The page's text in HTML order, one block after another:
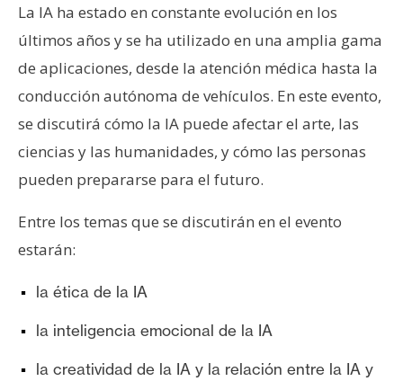
i
s
i
N
t
a
d
e
P
r
n
La IA ha estado en constante evolución en los
últimos años y se ha utilizado en una amplia gama
de aplicaciones, desde la atención médica hasta la
conducción autónoma de vehículos. En este evento,
se discutirá cómo la IA puede afectar el arte, las
ciencias y las humanidades, y cómo las personas
pueden prepararse para el futuro.
Entre los temas que se discutirán en el evento
estarán:
la ética de la IA
la inteligencia emocional de la IA
la creatividad de la IA y la relación entre la IA y